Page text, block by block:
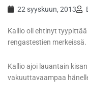
22 syyskuun, 2013
Kallio oli ehtinyt
rengastestien
Kallio ajoi lauantain
vakuuttavaampaa